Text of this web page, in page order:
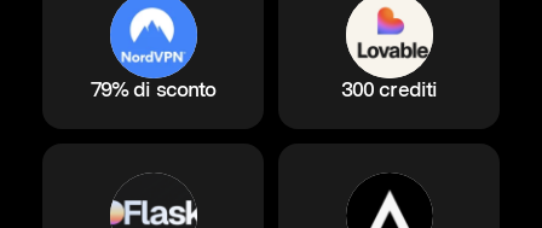
79% di sconto 300 crediti